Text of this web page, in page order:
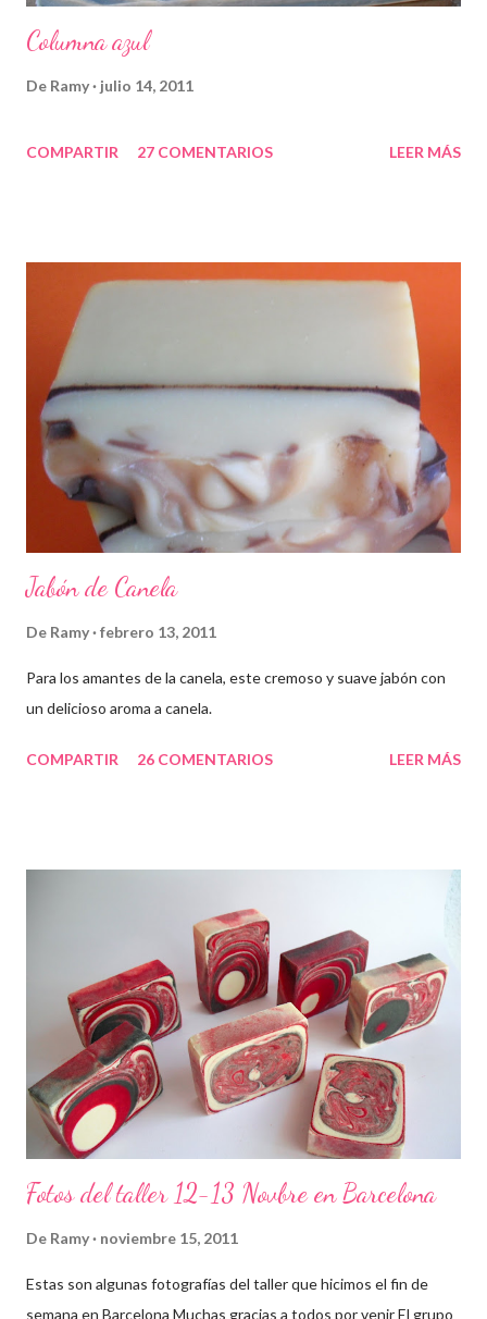
Columna azul
De Ramy julio 14, 2011
COMPARTIR 27 COMENTARIOS LEER MÁS
Jabón de Canela
De Ramy febrero 13, 2011
Para los amantes de la canela, este cremoso y suave jabón con
un delicioso aroma a canela.
COMPARTIR 26 COMENTARIOS LEER MÁS
Fotos del taller 12-13 Novbre en Barcelona
De Ramy noviembre 15, 2011
Estas son algunas fotografías del taller que hicimos el fin de
semana en Barcelona Muchas gracias a todos por venir El grupo